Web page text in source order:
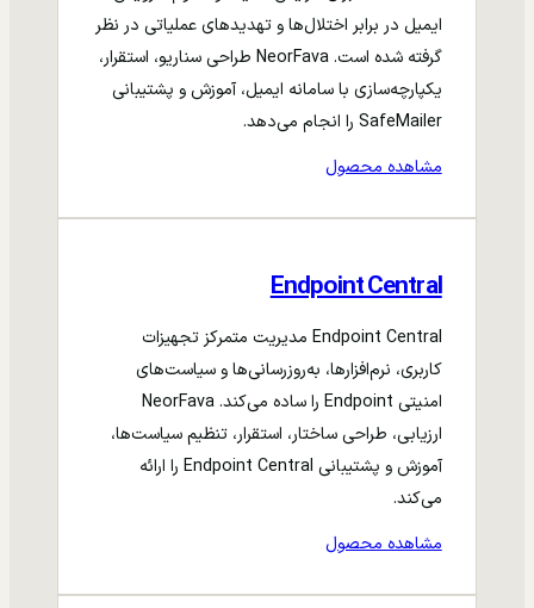
ایمیل در برابر اختلال‌ها و تهدیدهای عملیاتی در نظر
گرفته شده است. NeorFava طراحی سناریو، استقرار،
یکپارچه‌سازی با سامانه ایمیل، آموزش و پشتیبانی
SafeMailer را انجام می‌دهد.
مشاهده محصول
Endpoint Central
Endpoint Central مدیریت متمرکز تجهیزات
کاربری، نرم‌افزارها، به‌روزرسانی‌ها و سیاست‌های
امنیتی Endpoint را ساده می‌کند. NeorFava
ارزیابی، طراحی ساختار، استقرار، تنظیم سیاست‌ها،
آموزش و پشتیبانی Endpoint Central را ارائه
می‌کند.
مشاهده محصول